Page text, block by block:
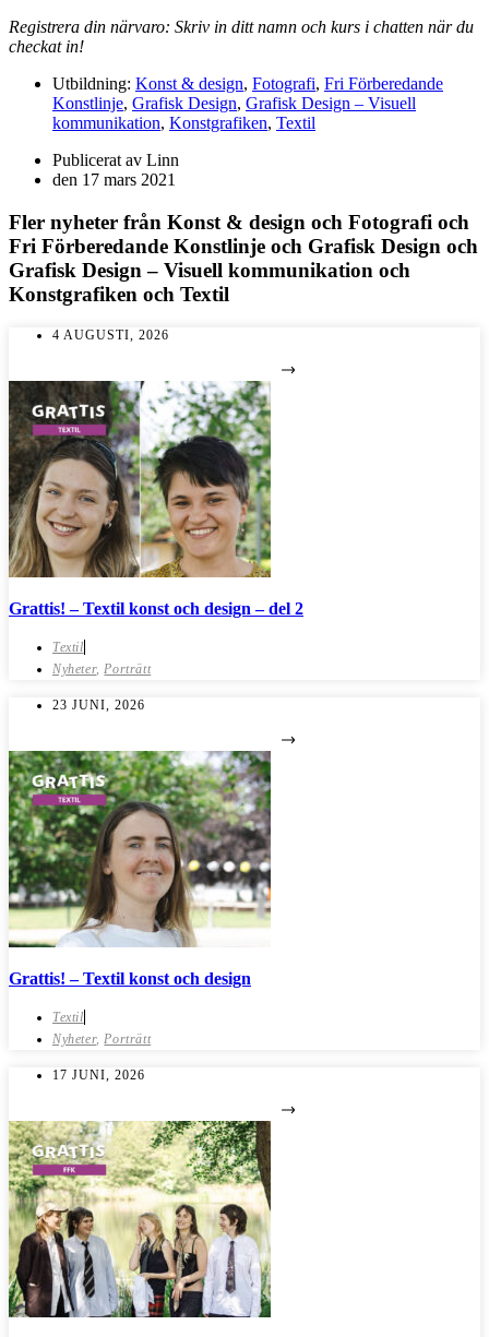
Registrera din närvaro: Skriv in ditt namn och kurs i chatten när du
checkat in!
Utbildning: Konst & design, Fotografi, Fri Förberedande
Konstlinje, Grafisk Design, Grafisk Design – Visuell
kommunikation, Konstgrafiken, Textil
Publicerat av Linn
den 17 mars 2021
Fler nyheter från Konst & design och Fotografi och
Fri Förberedande Konstlinje och Grafisk Design och
Grafisk Design – Visuell kommunikation och
Konstgrafiken och Textil
4 AUGUSTI, 2026
Grattis! – Textil konst och design – del 2
Textil
Nyheter,Porträtt
23 JUNI, 2026
Grattis! – Textil konst och design
Textil
Nyheter,Porträtt
17 JUNI, 2026